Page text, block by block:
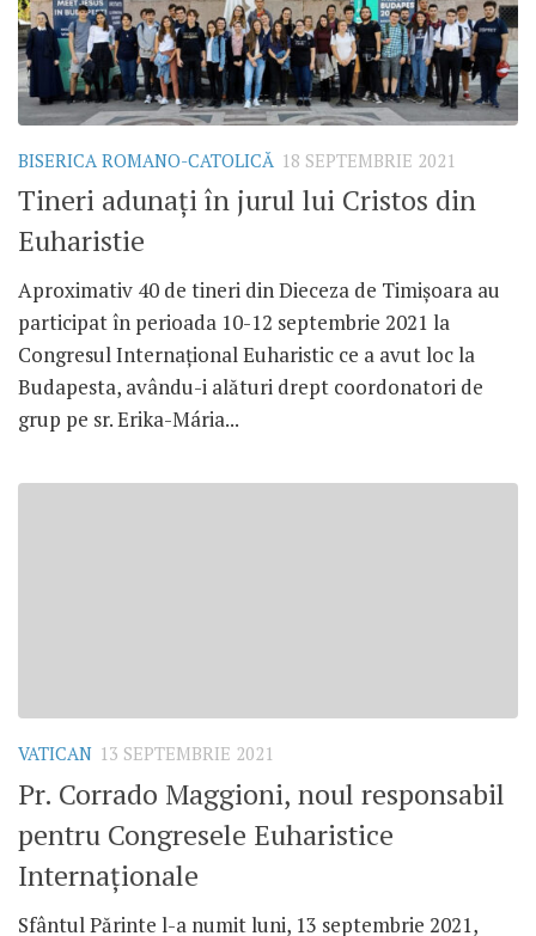
BISERICA ROMANO-CATOLICĂ 18 SEPTEMBRIE 2021
Tineri adunați în jurul lui Cristos din
Euharistie
Aproximativ 40 de tineri din Dieceza de Timișoara au
participat în perioada 10-12 septembrie 2021 la
Congresul Internațional Euharistic ce a avut loc la
Budapesta, avându-i alături drept coordonatori de
grup pe sr. Erika-Mária...
VATICAN 13 SEPTEMBRIE 2021
Pr. Corrado Maggioni, noul responsabil
pentru Congresele Euharistice
Internaționale
Sfântul Părinte l-a numit luni, 13 septembrie 2021,